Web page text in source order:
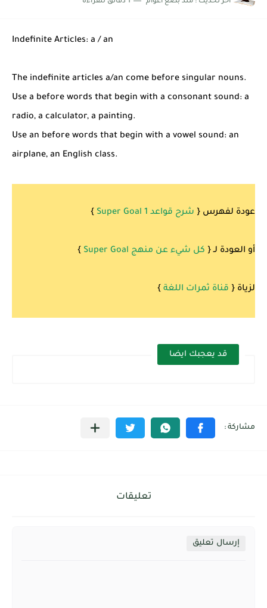
Indefinite Articles: a / an
The indefinite articles a/an come before singular nouns.
Use a before words that begin with a consonant sound: a
radio, a calculator, a painting.
Use an before words that begin with a vowel sound: an
airplane, an English class.
عودة لفهرس { شرح قواعد 1 Super Goal }
أو العودة لـ { كل شيء عن منهج Super Goal }
لزياة { قناة ثمرات اللغة }
قد يعجبك ايضا
تعليقات
إرسال تعليق